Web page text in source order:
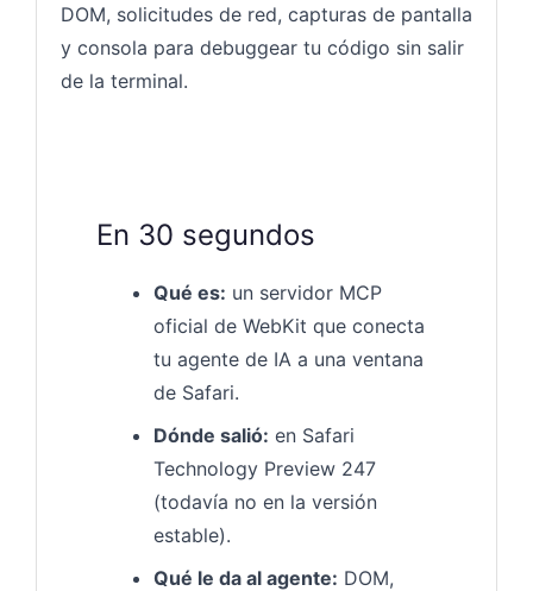
DOM, solicitudes de red, capturas de pantalla
y consola para debuggear tu código sin salir
de la terminal.
En 30 segundos
Qué es: un servidor MCP
oficial de WebKit que conecta
tu agente de IA a una ventana
de Safari.
Dónde salió: en Safari
Technology Preview 247
(todavía no en la versión
estable).
Qué le da al agente: DOM,